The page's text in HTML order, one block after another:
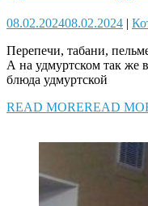
08.02.202408.02.2024 |
Перепечи, табани,
А на удмуртском так же
блюда удмуртской
READ MOREREAD